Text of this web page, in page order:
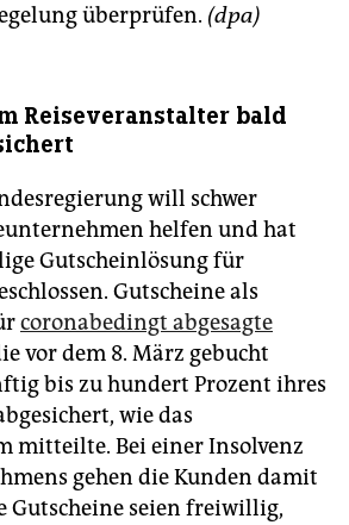
überprüfen. (dpa)
Reiseveranstalter bald
will schwer
helfen und hat
Gutscheinlösung für
Gutscheine als
coronabedingt abgesagte
vor dem 8. März gebucht
bis zu hundert Prozent ihres
wie das
mitteilte. Bei einer Insolvenz
gehen die Kunden damit
Gutscheine seien freiwillig,